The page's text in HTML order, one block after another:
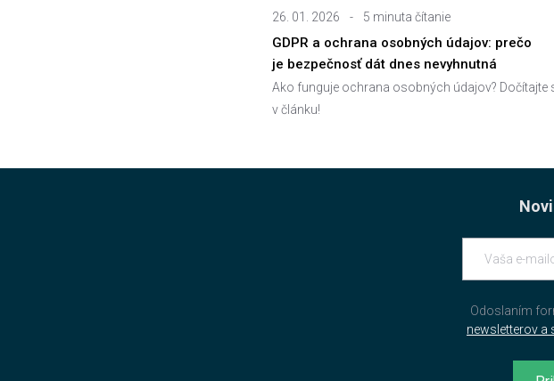
26. 01. 2026 - 5 minuta čítanie
GDPR a ochrana osobných údajov: prečo
je bezpečnosť dát dnes nevyhnutná
Ako funguje ochrana osobných údajov? Dočítajte
v článku!
Odoslaním
newsletterov a